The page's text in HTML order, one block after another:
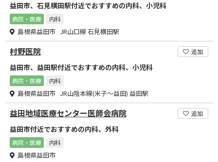
益田市、石見横田駅付近でおすすめの内科、小児科
病院・医療 内科
島根県益田市 JR山口線 石見横田駅
村野医院 追加
益田市、益田駅付近でおすすめの内科、小児科
病院・医療 内科
島根県益田市 JR山陰本線(米子～益田) 益田駅
益田地域医療センター医師会病院 追加
益田市付近でおすすめの内科、外科
病院・医療 内科
島根県益田市